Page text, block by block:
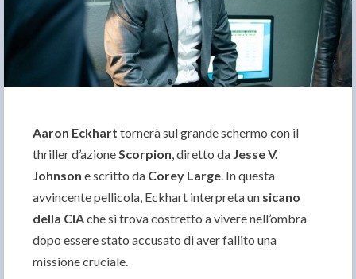
Aaron Eckhart tornerà sul grande schermo con il
thriller d’azioneScorpion, diretto da Jesse V.
Johnson e scritto da Corey Large. In questa
avvincente pellicola, Eckhart interpreta un sicano
della CIAche si trova costretto a vivere nell’ombra
dopo essere stato accusato di aver fallito una
missione cruciale.